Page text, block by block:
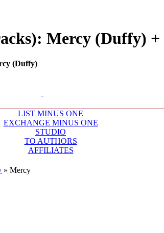
Mercy (Duffy)
(Duffy)
LIST MINUS ONE
EXCHANGE MINUS ONE
STUDIO
TO AUTHORS
AFFILIATES
» Mercy